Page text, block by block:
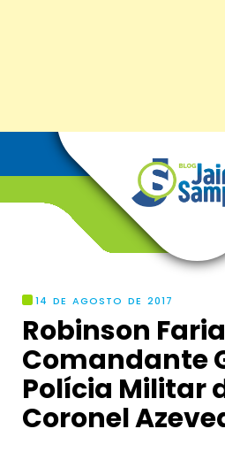
14 DE AGOSTO DE 2017
Robinson
Comandante
Polícia Militar
Coronel